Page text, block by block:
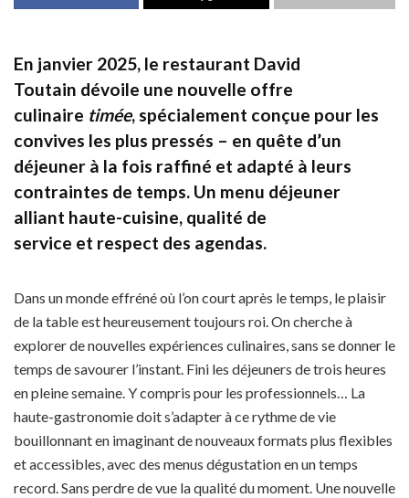
En janvier 2025, le restaurant David
Toutain dévoile une nouvelle offre
culinaire timée, spécialement conçue pour les
convives les plus pressés – en quête d’un
déjeuner à la fois raffiné et adapté à leurs
contraintes de temps. Un menu déjeuner
alliant haute-cuisine, qualité de
service et respect des agendas.
Dans un monde effréné où l’on court après le temps, le plaisir
de la table est heureusement toujours roi. On cherche à
explorer de nouvelles expériences culinaires, sans se donner le
temps de savourer l’instant. Fini les déjeuners de trois heures
en pleine semaine. Y compris pour les professionnels… La
haute-gastronomie doit s’adapter à ce rythme de vie
bouillonnant en imaginant de nouveaux formats plus flexibles
et accessibles, avec des menus dégustation en un temps
record. Sans perdre de vue la qualité du moment. Une nouvelle